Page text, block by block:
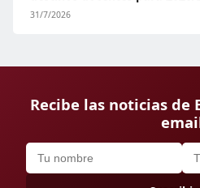
31/7/2026
Recibe las noticias de